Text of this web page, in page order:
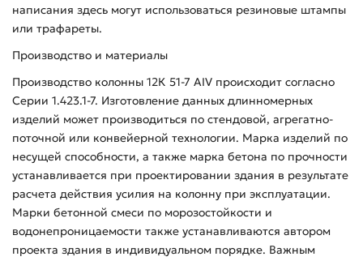
написания здесь могут использоваться резиновые штампы
или трафареты.
Производство и материалы
Производство колонны 12К 51-7 АIV происходит согласно
Серии 1.423.1-7. Изготовление данных длинномерных
изделий может производиться по стендовой, агрегатно-
поточной или конвейерной технологии. Марка изделий по
несущей способности, а также марка бетона по прочности
устанавливается при проектировании здания в результате
расчета действия усилия на колонну при эксплуатации.
Марки бетонной смеси по морозостойкости и
водонепроницаемости также устанавливаются автором
проекта здания в индивидуальном порядке. Важным